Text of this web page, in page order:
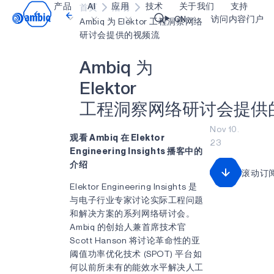
产品 AI 应用
医疗健康
工业边缘
智能遥控器
智能卡
游戏
可听戴设备
技术
blueSPOT
neuralSPOT
SPOT
关于我们
让我们共创未来
投资者关系
合作伙伴关系的成功亮点
为何选择 Ambiq
什么是边缘 AI？
支持
在线支持
我们的合作
视频资料库
CN 访问内容门户
首页
活动
Ambiq 为 Elektor 工程洞察网络
研讨会提供的视频流
Am biq 为
E e ktor
工程洞察 网络研讨会提供
观看 Ambiq 在 Elektor
Engineering Insights 播客中的
介绍
Elektor Engineering Insights 是
与电子行业专家讨论实际工程问题
和解决方案的系列网络研讨会。
Ambiq 的创始人兼首席技术官
Scott Hanson 将讨论革命性的亚
阈值功率优化技术 (SPOT) 平台如
何以前所未有的能效水平解决人工
Nov 10.
23
滚动订
Video title